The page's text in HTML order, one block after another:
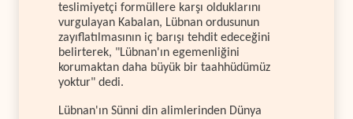
teslimiyetçi formüllere karşı olduklarını
vurgulayan Kabalan, Lübnan ordusunun
zayıflatılmasının iç barışı tehdit edeceğini
belirterek, "Lübnan'ın egemenliğini
korumaktan daha büyük bir taahhüdümüz
yoktur" dedi.
Lübnan'ın Sünni din alimlerinden Dünya